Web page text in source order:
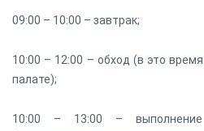
09:00 – 10:00 – завтрак;
10:00 – 12:00 – обход (в это
палате);
10:00 – 13:00 – выполнение